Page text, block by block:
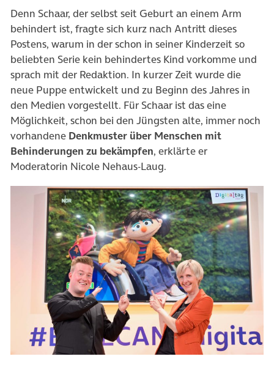
Denn Schaar, der selbst seit Geburt an einem Arm
behindert ist, fragte sich kurz nach Antritt dieses
Postens, warum in der schon in seiner Kinderzeit so
beliebten Serie kein behindertes Kind vorkomme und
sprach mit der Redaktion. In kurzer Zeit wurde die
neue Puppe entwickelt und zu Beginn des Jahres in
den Medien vorgestellt. Für Schaar ist das eine
Möglichkeit, schon bei den Jüngsten alte, immer noch
vorhandene Denkmuster über Menschen mit
Behinderungen zu bekämpfen, erklärte er
Moderatorin Nicole Nehaus-Laug.